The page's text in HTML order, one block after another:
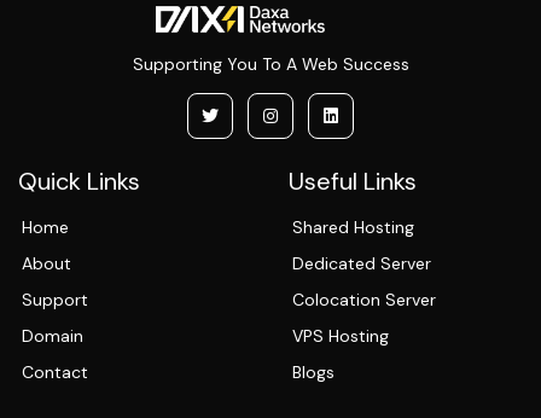
Supporting You To A Web Success
Quick Links
Home
About
Support
Domain
Contact
Useful Links
Shared Hosting
Dedicated Server
Colocation Server
VPS Hosting
Blogs